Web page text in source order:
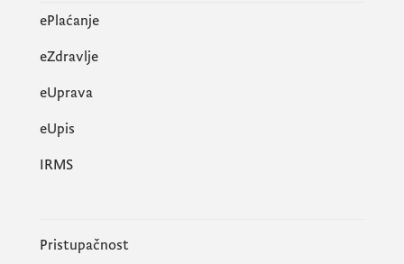
ePlaćanje
eZdravlje
eUprava
еUpis
IRMS
Pristupačnost